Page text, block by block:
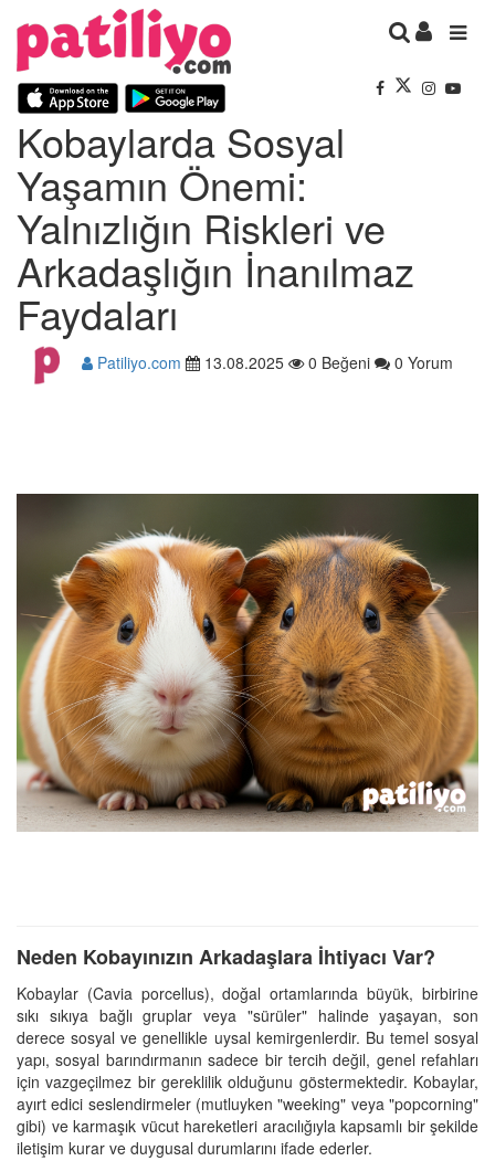
Kobaylarda Sosyal
Yaşamın Önemi:
Yalnızlığın Riskleri ve
Arkadaşlığın İnanılmaz
Faydaları
Patiliyo.com 13.08.2025 0 Beğeni 0 Yorum
Neden Kobayınızın Arkadaşlara İhtiyacı Var?
Kobaylar (Cavia porcellus), doğal ortamlarında büyük, birbirine
sıkı sıkıya bağlı gruplar veya "sürüler" halinde yaşayan, son
derece sosyal ve genellikle uysal kemirgenlerdir. Bu temel sosyal
yapı, sosyal barındırmanın sadece bir tercih değil, genel refahları
için vazgeçilmez bir gereklilik olduğunu göstermektedir. Kobaylar,
ayırt edici seslendirmeler (mutluyken "weeking" veya "popcorning"
gibi) ve karmaşık vücut hareketleri aracılığıyla kapsamlı bir şekilde
iletişim kurar ve duygusal durumlarını ifade ederler.